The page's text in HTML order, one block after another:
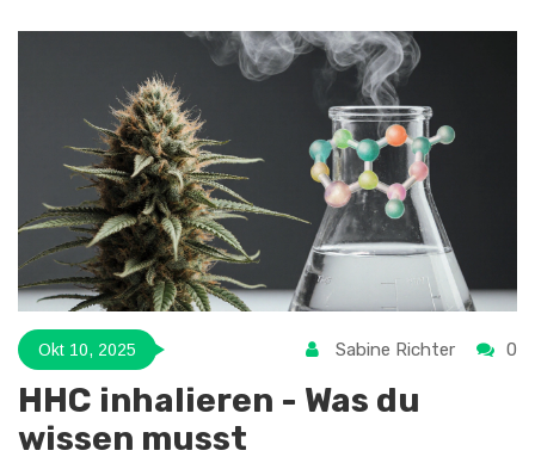
Okt 10, 2025 Sabine Richter 0
HHC inhalieren - Was du
wissen musst